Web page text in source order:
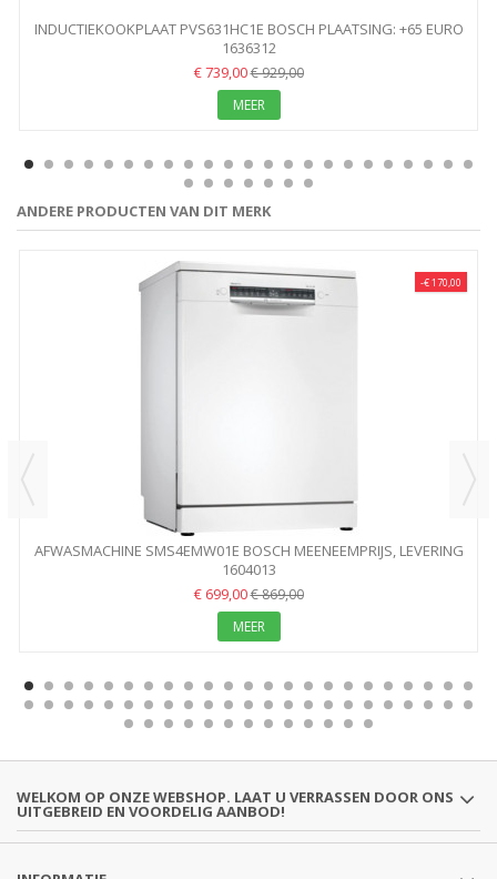
INDUCTIEKOOKPLAAT PVS631HC1E BOSCH PLAATSING: +65 EURO
1636312
€ 739,00€ 929,00
MEER
ANDERE PRODUCTEN VAN DIT MERK
-€ 170,00
AFWASMACHINE SMS4EMW01E BOSCH MEENEEMPRIJS, LEVERING
+25...
1604013
€ 699,00€ 869,00
MEER
WELKOM OP ONZE WEBSHOP. LAAT U VERRASSEN DOOR ONS
UITGEBREID EN VOORDELIG AANBOD!